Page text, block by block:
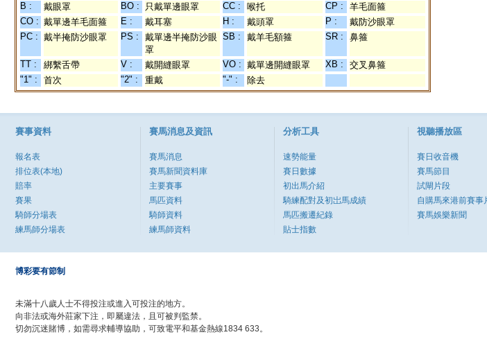
B : 戴眼罩 BO : 只戴單邊眼罩 CC : 喉托 CP :
羊毛面箍
CO : 戴單邊羊毛面箍 E : 戴耳塞 H : 戴頭罩 P :
戴防沙眼罩
PC : 戴半掩防沙眼罩 PS :
戴單邊半掩防沙眼
罩
SB : 戴羊毛額箍 SR : 鼻箍
TT : 綁繫舌帶 V : 戴開縫眼罩 VO : 戴單邊開縫眼罩 XB :
交叉鼻箍
"1" :
首次 "2" : 重戴 "-" : 除去
賽事資料
報名表
排位表(本地)
賠率
賽果
騎師分場表
練馬師分場表
賽馬消息及資訊
賽馬消息
賽馬新聞資料庫
主要賽事
馬匹資料
騎師資料
練馬師資料
分析工具
速勢能量
賽日數據
初出馬介紹
騎練配對及初岀馬成績
馬匹搬遷紀錄
貼士指數
視聽播放區
賽日收音機
賽馬節目
試閘片段
自購馬來港前賽事
賽馬娛樂新聞
博彩要有節制
未滿十八歲人士不得投注或進入可投注的地方。
向非法或海外莊家下注，即屬違法，且可被判監禁。
切勿沉迷賭博，如需尋求輔導協助，可致電平和基金熱線1834 633。